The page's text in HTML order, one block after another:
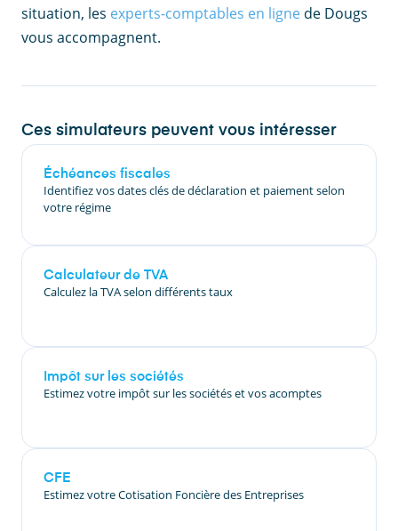
situation, les experts-comptables en ligne de Dougs
vous accompagnent.
Ces simulateurs peuvent vous intéresser
Échéances fiscales
Identifiez vos dates clés de déclaration et paiement selon
votre régime
Calculateur de TVA
Calculez la TVA selon différents taux
Impôt sur les sociétés
Estimez votre impôt sur les sociétés et vos acomptes
CFE
Estimez votre Cotisation Foncière des Entreprises